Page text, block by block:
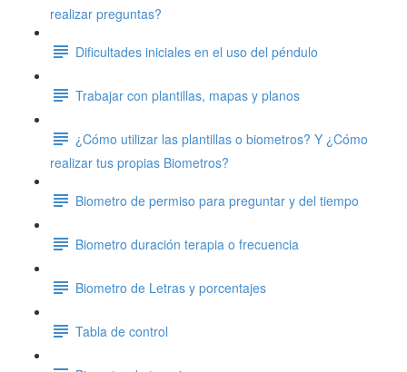
realizar preguntas?
Dificultades iniciales en el uso del péndulo
Trabajar con plantillas, mapas y planos
¿Cómo utilizar las plantillas o biometros? Y ¿Cómo
realizar tus propias Biometros?
Biometro de permiso para preguntar y del tiempo
Biometro duración terapia o frecuencia
Biometro de Letras y porcentajes
Tabla de control